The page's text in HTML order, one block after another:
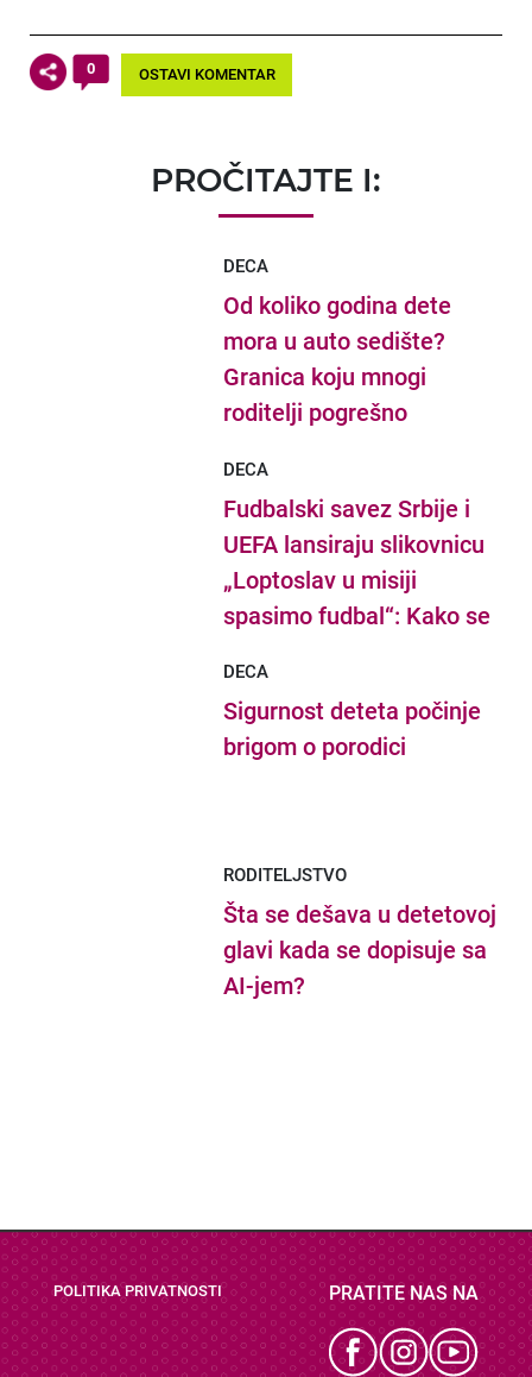
0 OSTAVI KOMENTAR
PROČITAJTE I:
DECA
Od koliko godina dete
mora u auto sedište?
Granica koju mnogi
roditelji pogrešno
DECA
Fudbalski savez Srbije i
UEFA lansiraju slikovnicu
„Loptoslav u misiji
spasimo fudbal“: Kako se
DECA
Sigurnost deteta počinje
brigom o porodici
RODITELJSTVO
Šta se dešava u detetovoj
glavi kada se dopisuje sa
AI-jem?
POLITIKA PRIVATNOSTI PRATITE NAS NA
Portal NajboljaMamaNaSvetu.com koristi kolačiće radi boljeg
iskustva pregledavanja i unapređenja stranica. Upotrebom portala
pristajete na upotrebu kolačića. Za više informacija pogledajte
našu politiku privatnosti.
Zatvori obaveštenje
☓